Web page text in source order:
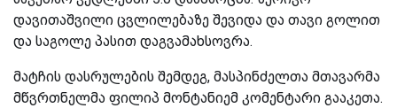
დავითაშვილი ცვლილებაზე შევიდა და თავი გოლით
და საგოლე პასით დაგვამახსოვრა.
მატჩის დასრულების შემდეგ, მასპინძელთა მთავარმა
მწვრთნელმა ფილიპ მონტანიემ კომენტარი გააკეთა.